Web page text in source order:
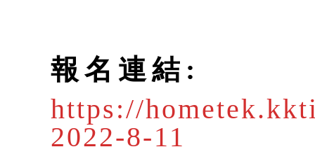
報名連結:
https://
2022-8-11